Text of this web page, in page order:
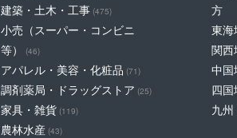
建築・土木・工事 (475)
小売（スーパー・コンビニ
等）
(46)
アパレル・美容・化粧品 (71)
調剤薬局・ドラッグストア (25)
家具・雑貨 (119)
農林水産 (43)
方
東海
関西
中国
四
九